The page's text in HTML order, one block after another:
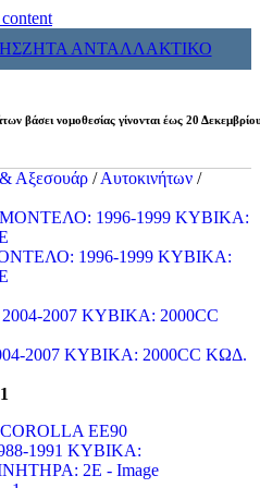
ΖΗΤΑ ΑΝΤΑΛΛΑΚΤΙΚΟ
βάσει νομοθεσίας γίνονται έως 20
& Αξεσουάρ / Αυτοκινήτων /
1996-1999 ΚΥΒΙΚΑ:
2007 ΚΥΒΙΚΑ: 2000CC ΚΩΔ.